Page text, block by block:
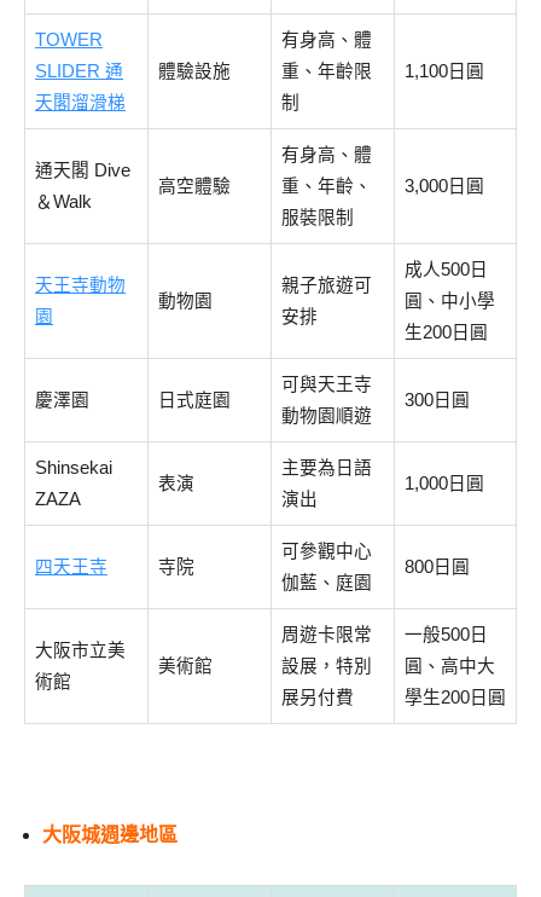
TOWER
SLIDER 通
天閣溜滑梯
體驗設施
有身高、體
重、年齡限
制
1,100日圓
通天閣 Dive
＆Walk
高空體驗
有身高、體
重、年齡、
服裝限制
3,000日圓
天王寺動物
園
動物園
親子旅遊可
安排
成人500日
圓、中小學
生200日圓
慶澤園 日式庭園
可與天王寺
動物園順遊
300日圓
Shinsekai
ZAZA
表演
主要為日語
演出
1,000日圓
四天王寺 寺院
可參觀中心
伽藍、庭園
800日圓
大阪市立美
術館
美術館
周遊卡限常
設展，特別
展另付費
一般500日
圓、高中大
學生200日圓
大阪城週邊地區